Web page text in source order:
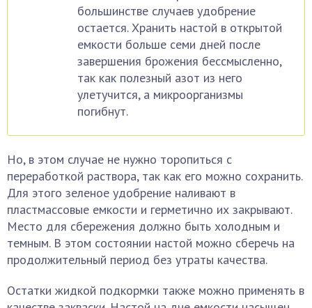
большинстве случаев удобрение
остается. Хранить настой в открытой
емкости больше семи дней после
завершения брожения бессмысленно,
так как полезный азот из него
улетучится, а микроорганизмы
погибнут.
Но, в этом случае не нужно торопиться с
переработкой раствора, так как его можно сохранить.
Для этого зеленое удобрение наливают в
пластмассовые емкости и герметично их закрывают.
Место для сбережения должно быть холодным и
темным. В этом состоянии настой можно сберечь на
продолжительный период без утраты качества.
Остатки жидкой подкормки также можно применять в